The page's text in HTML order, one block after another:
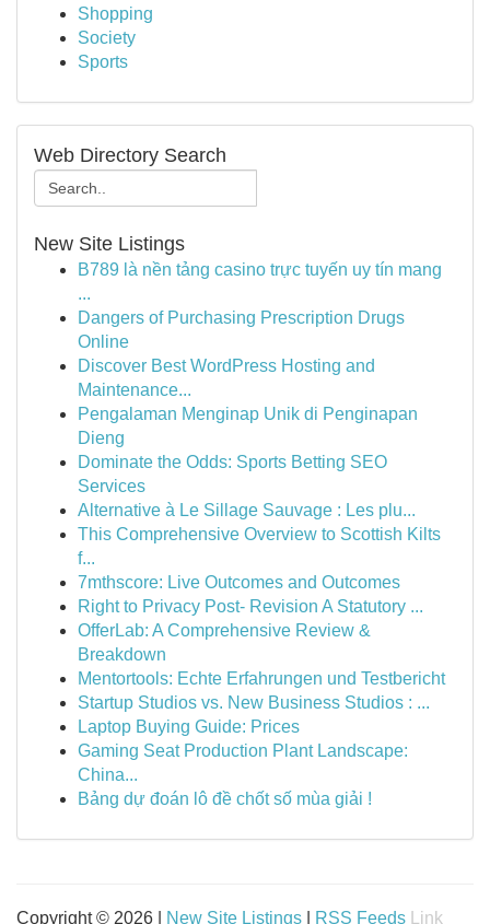
Shopping
Society
Sports
Web Directory Search
New Site Listings
B789 là nền tảng casino trực tuyến uy tín mang
...
Dangers of Purchasing Prescription Drugs
Online
Discover Best WordPress Hosting and
Maintenance...
Pengalaman Menginap Unik di Penginapan
Dieng
Dominate the Odds: Sports Betting SEO
Services
Alternative à Le Sillage Sauvage : Les plu...
This Comprehensive Overview to Scottish Kilts
f...
7mthscore: Live Outcomes and Outcomes
Right to Privacy Post- Revision A Statutory ...
OfferLab: A Comprehensive Review &
Breakdown
Mentortools: Echte Erfahrungen und Testbericht
Startup Studios vs. New Business Studios : ...
Laptop Buying Guide: Prices
Gaming Seat Production Plant Landscape:
China...
Bảng dự đoán lô đề chốt số mùa giải !
Copyright © 2026 | New Site Listings RSS Feeds Link